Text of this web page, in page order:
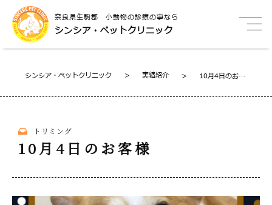
奈良県生駒郡 小動物の診療の事なら
シンシア・ペットクリニック
シンシア・ペットクリニック > 実績紹介 > 10月4日のお客
トリミング
10月4日のお客様